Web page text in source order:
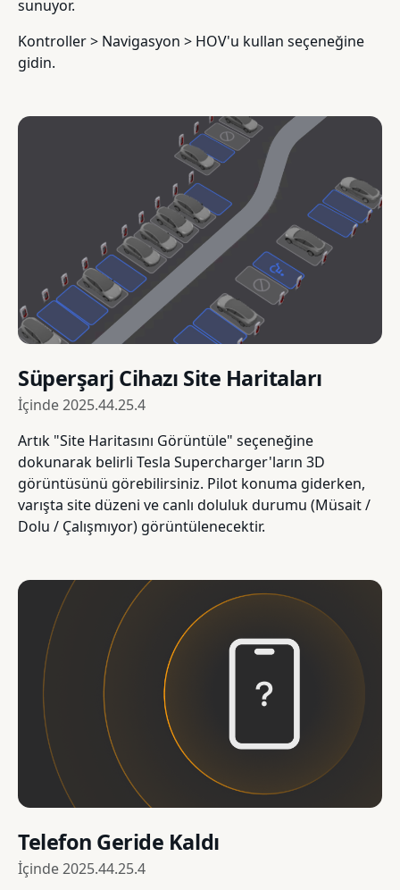
sunuyor.
Kontroller > Navigasyon > HOV'u kullan seçeneğine
gidin.
Süperşarj Cihazı Site Haritaları
İçinde2025.44.25.4
Artık "Site Haritasını Görüntüle" seçeneğine
dokunarak belirli Tesla Supercharger'ların 3D
görüntüsünü görebilirsiniz. Pilot konuma giderken,
varışta site düzeni ve canlı doluluk durumu (Müsait /
Dolu / Çalışmıyor) görüntülenecektir.
Telefon Geride Kaldı
İçinde2025.44.25.4